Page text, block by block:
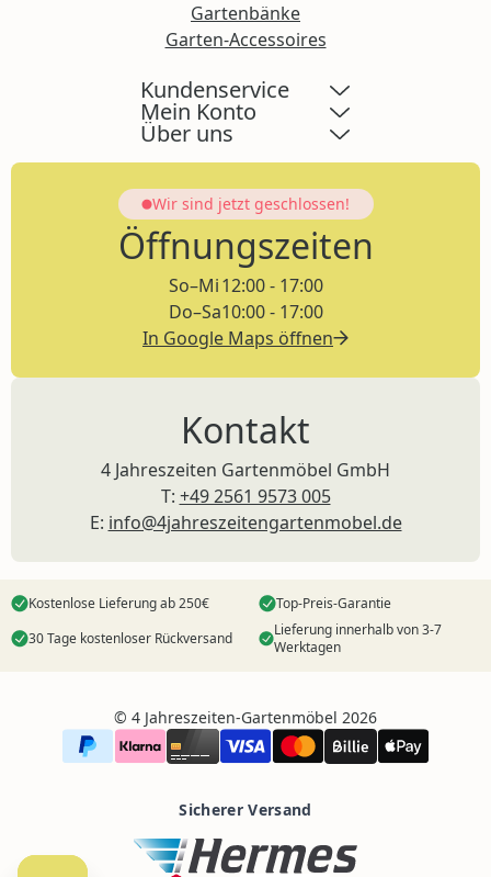
Gartenbänke
Garten-Accessoires
Kundenservice
Mein Konto
Über uns
Wir sind jetzt geschlossen!
Öffnungszeiten
So–Mi
Do–Sa
12:00 - 17:00
10:00 - 17:00
In Google Maps öffnen
Kontakt
4 Jahreszeiten Gartenmöbel GmbH
T: +49 2561 9573 005
E: info@4jahreszeitengartenmobel.de
Kostenlose Lieferung ab 250€
Top-Preis-Garantie
30 Tage kostenloser Rückversand
Lieferung innerhalb von 3-7
Werktagen
©️ 4 Jahreszeiten-Gartenmöbel 2026
Sicherer Versand